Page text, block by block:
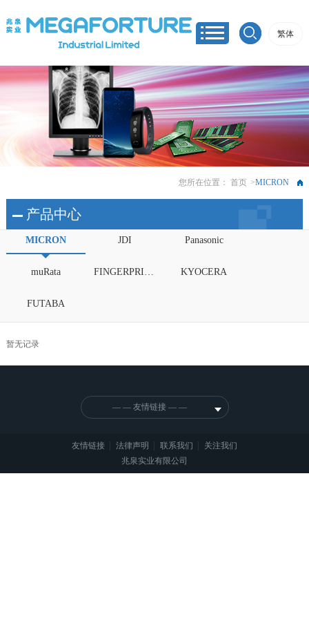
繁体
您所在位置：首页 >MICRON
产品中心
MICRON JDI Panasonic
muRata FINGERPRINTS KYOCERA
FUTABA
暂无记录
— — 友情链接 — —
友情链接 法律声明 联系我们
关注我们
兆泉实业有限公司